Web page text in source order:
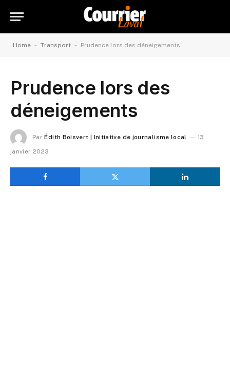
Home - Transport - Prudence lors des déneigements
Prudence lors des
déneigements
Par Édith Boisvert | Initiative de journalisme local
13
janvier 2023